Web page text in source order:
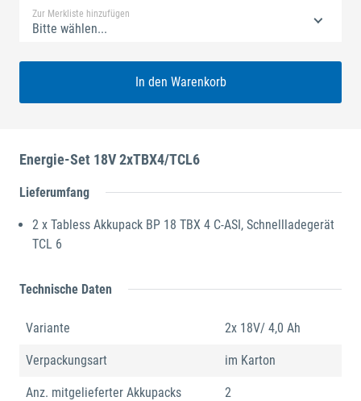
Zur Merkliste hinzufügen
Bitte wählen...
In den Warenkorb
Energie-Set 18V 2xTBX4/TCL6
Lieferumfang
2 x Tabless Akkupack BP 18 TBX 4 C-ASI, Schnellladegerät
TCL 6
Technische Daten
Variante 2x 18V/ 4,0 Ah
Verpackungsart im Karton
Anz. mitgelieferter Akkupacks 2